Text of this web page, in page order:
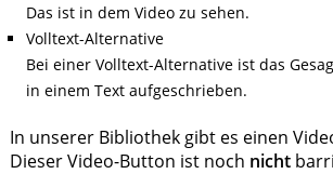
Das ist in dem Video zu sehen.
Volltext-Alternative
Bei einer Volltext-Alternative ist das
in einem Text aufgeschrieben.
In unserer Bibliothek gibt es einen
Dieser Video-Button ist noch nicht